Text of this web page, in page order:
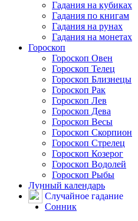
Гадания на кубиках
Гадания по книгам
Гадания на рунах
Гадания на монетах
Гороскоп
Гороскоп Овен
Гороскоп Телец
Гороскоп Близнецы
Гороскоп Рак
Гороскоп Лев
Гороскоп Дева
Гороскоп Весы
Гороскоп Скорпион
Гороскоп Стрелец
Гороскоп Козерог
Гороскоп Водолей
Гороскоп Рыбы
Лунный календарь
Случайное гадание
Сонник